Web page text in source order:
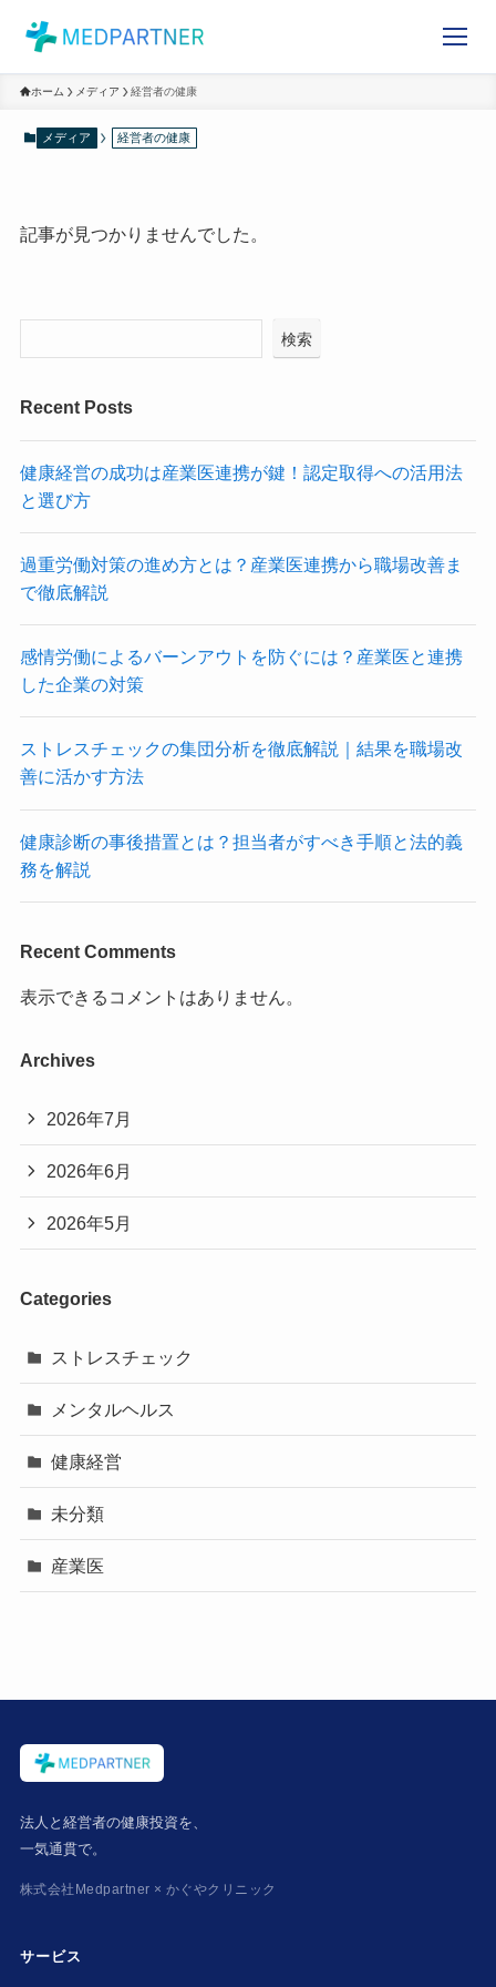
ホーム メディア 経営者の健康
メディア 経営者の健康
記事が見つかりませんでした。
検索
Recent Posts
健康経営の成功は産業医連携が鍵！認定取得への活用法
と選び方
過重労働対策の進め方とは？産業医連携から職場改善ま
で徹底解説
感情労働によるバーンアウトを防ぐには？産業医と連携
した企業の対策
ストレスチェックの集団分析を徹底解説｜結果を職場改
善に活かす方法
健康診断の事後措置とは？担当者がすべき手順と法的義
務を解説
Recent Comments
表示できるコメントはありません。
Archives
2026年7月
2026年6月
2026年5月
Categories
ストレスチェック
メンタルヘルス
健康経営
未分類
産業医
法人と経営者の健康投資を、
一気通貫で。
株式会社Medpartner × かぐやクリニック
サービス